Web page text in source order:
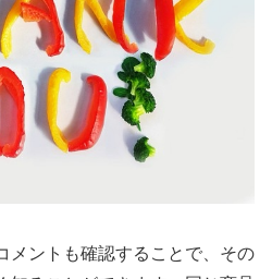
メントも確認することで、その